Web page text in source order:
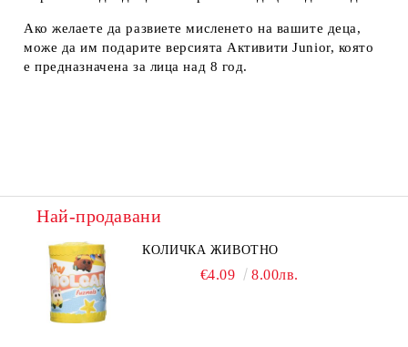
Ако желаете да развиете мисленето на вашите деца,
може да им подарите версията Активити Junior, която
е предназначена за лица над 8 год.
Най-продавани
КОЛИЧКА ЖИВОТНО
€4.09 8.00лв.